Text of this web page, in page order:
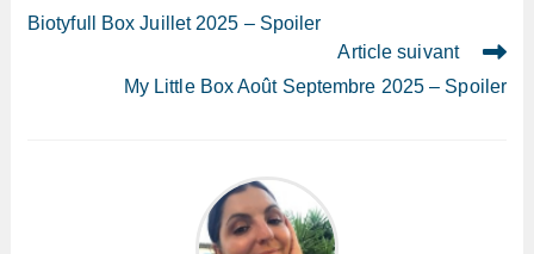
articles
Biotyfull Box Juillet 2025 – Spoiler
Article suivant
My Little Box Août Septembre 2025 – Spoiler